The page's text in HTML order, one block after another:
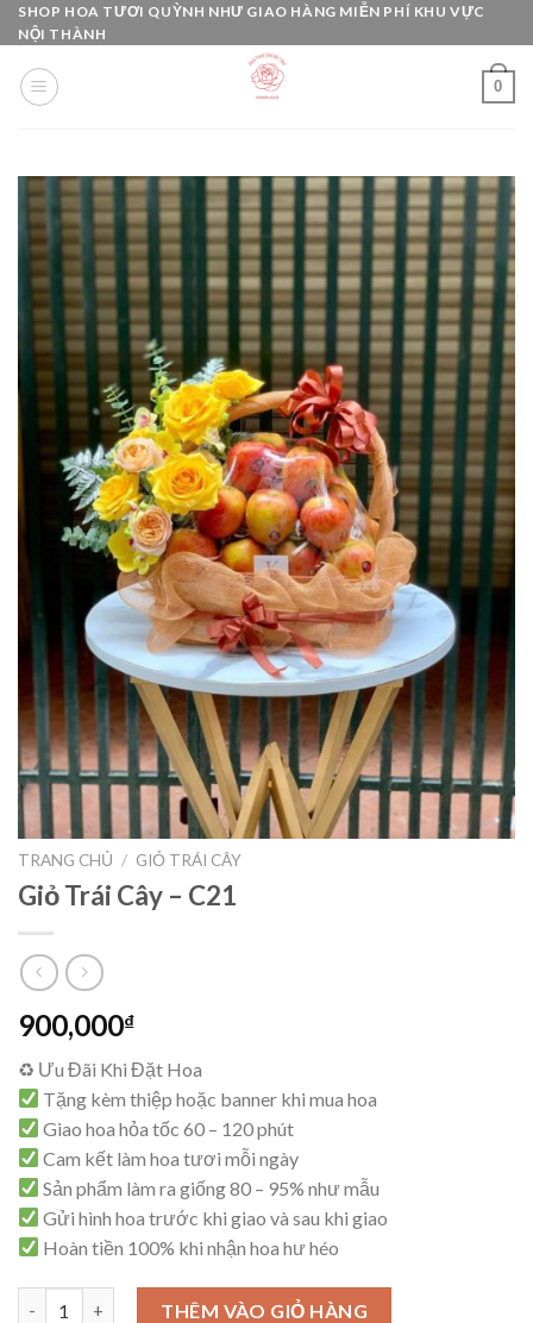
Skip
to
content
SHOP HOA TƯƠI QUỲNH NHƯ GIAO HÀNG MIỄN PHÍ KHU VỰC
NỘI THÀNH
0
TRANG CHỦ / GIỎ TRÁI CÂY
Giỏ Trái Cây – C21
900,000₫
♻ Ưu Đãi Khi Đặt Hoa
Tặng kèm thiệp hoặc banner khi mua hoa
Giao hoa hỏa tốc 60 – 120 phút
Cam kết làm hoa tươi mỗi ngày
Sản phẩm làm ra giống 80 – 95% như mẫu
Gửi hình hoa trước khi giao và sau khi giao
Hoàn tiền 100% khi nhận hoa hư héo
Giỏ Trái Cây – C21 số lượngTHÊM VÀO GIỎ HÀNG